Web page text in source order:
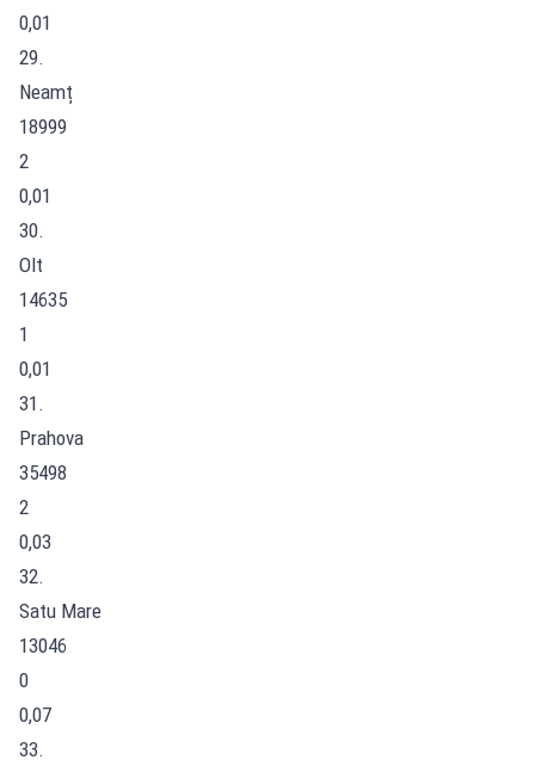
0,01
29.
Neamț
18999
2
0,01
30.
Olt
14635
1
0,01
31.
Prahova
35498
2
0,03
32.
Satu Mare
13046
0
0,07
33.